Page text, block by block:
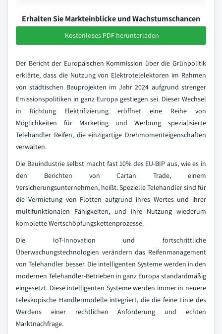
Erhalten Sie Markteinblicke und Wachstumschancen
Kostenloses PDF herunterladen
Der Bericht der Europäischen Kommission über die Grünpolitik
erklärte, dass die Nutzung von Elektrotelelektoren im Rahmen
von städtischen Bauprojekten im Jahr 2024 aufgrund strenger
Emissionspolitiken in ganz Europa gestiegen sei. Dieser Wechsel
in Richtung Elektrifizierung eröffnet eine Reihe von
Möglichkeiten für Marketing und Werbung spezialisierte
Telehandler Reifen, die einzigartige Drehmomenteigenschaften
verwalten.
Die Bauindustrie selbst macht fast 10% des EU-BIP aus, wie es in
den Berichten von Cartan Trade, einem
Versicherungsunternehmen, heißt. Spezielle Telehandler sind für
die Vermietung von Flotten aufgrund ihres Wertes und ihrer
multifunktionalen Fähigkeiten, und ihre Nutzung wiederum
komplette Wertschöpfungskettenprozesse.
Die IoT-Innovation und fortschrittliche
Überwachungstechnologien verändern das Reifenmanagement
von Telehandler besser. Die intelligenten Systeme werden in den
modernen Telehandler-Betrieben in ganz Europa standardmäßig
eingesetzt. Diese intelligenten Systeme werden immer in neuere
teleskopische Handlermodelle integriert, die die feine Linie des
Werdens einer rechtlichen Anforderung und echten
Marktnachfrage.